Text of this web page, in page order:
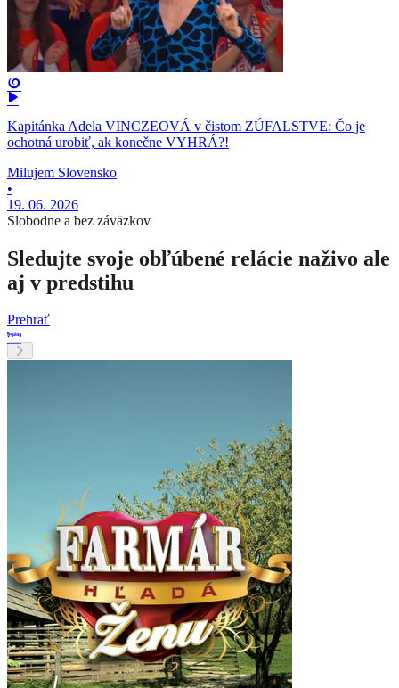
Kapitánka Adela VINCZEOVÁ v čistom ZÚFALSTVE: Čo je
ochotná urobiť, ak konečne VYHRÁ?!
Milujem Slovensko
•
19. 06. 2026
Slobodne a bez záväzkov
Sledujte svoje obľúbené relácie naživo ale
aj v predstihu
Prehrať